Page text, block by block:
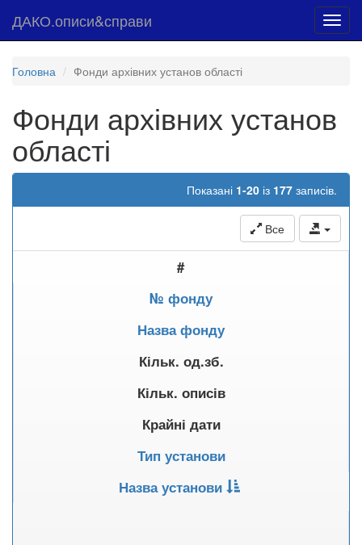
ДАКО.описи&справи
Головна Фонди архівних установ області
Фонди архівних установ
області
Показані 1-20 із 177 записів.
Все
#
№ фонду
Назва фонду
Кільк. од.зб.
Кільк. описів
Крайні дати
Тип установи
Назва установи